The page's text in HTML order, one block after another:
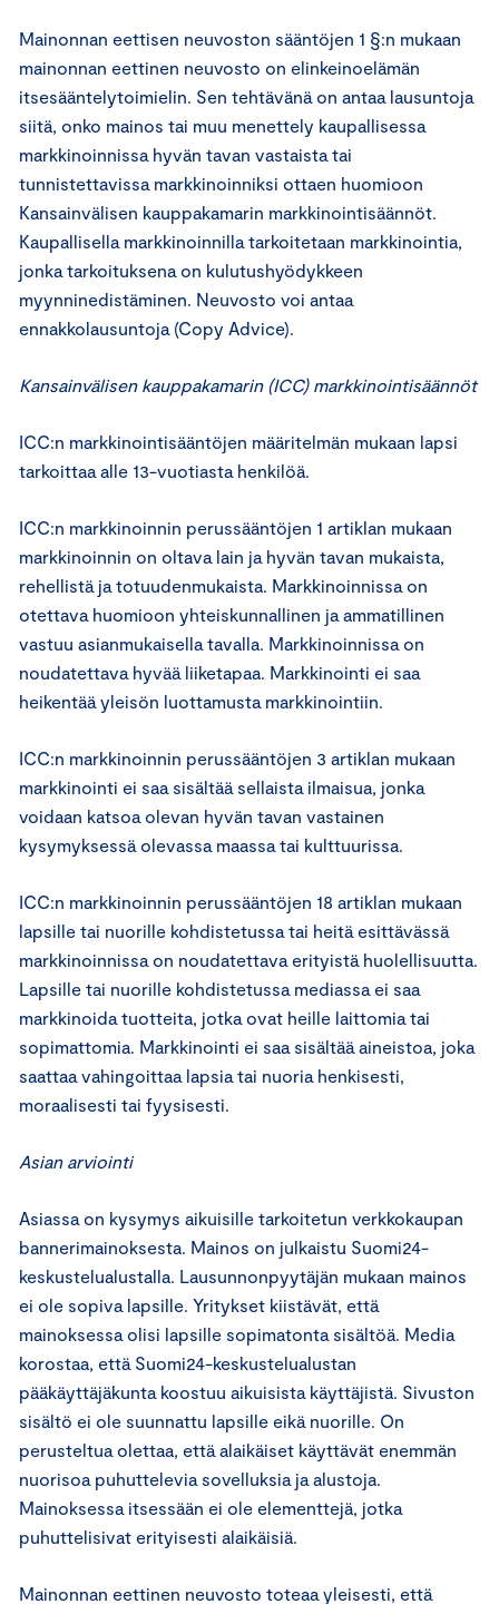
Mainonnan eettisen neuvoston sääntöjen 1 §:n mukaan
mainonnan eettinen neuvosto on elinkeinoelämän
itsesääntelytoimielin. Sen tehtävänä on antaa lausuntoja
siitä, onko mainos tai muu menettely kaupallisessa
markkinoinnissa hyvän tavan vastaista tai
tunnistettavissa markkinoinniksi ottaen huomioon
Kansainvälisen kauppakamarin markkinointisäännöt.
Kaupallisella markkinoinnilla tarkoitetaan markkinointia,
jonka tarkoituksena on kulutushyödykkeen
myynninedistäminen. Neuvosto voi antaa
ennakkolausuntoja (Copy Advice).
Kansainvälisen kauppakamarin (ICC) markkinointisäännöt
ICC:n markkinointisääntöjen määritelmän mukaan lapsi
tarkoittaa alle 13-vuotiasta henkilöä.
ICC:n markkinoinnin perussääntöjen 1 artiklan mukaan
markkinoinnin on oltava lain ja hyvän tavan mukaista,
rehellistä ja totuudenmukaista. Markkinoinnissa on
otettava huomioon yhteiskunnallinen ja ammatillinen
vastuu asianmukaisella tavalla. Markkinoinnissa on
noudatettava hyvää liiketapaa. Markkinointi ei saa
heikentää yleisön luottamusta markkinointiin.
ICC:n markkinoinnin perussääntöjen 3 artiklan mukaan
markkinointi ei saa sisältää sellaista ilmaisua, jonka
voidaan katsoa olevan hyvän tavan vastainen
kysymyksessä olevassa maassa tai kulttuurissa.
ICC:n markkinoinnin perussääntöjen 18 artiklan mukaan
lapsille tai nuorille kohdistetussa tai heitä esittävässä
markkinoinnissa on noudatettava erityistä huolellisuutta.
Lapsille tai nuorille kohdistetussa mediassa ei saa
markkinoida tuotteita, jotka ovat heille laittomia tai
sopimattomia. Markkinointi ei saa sisältää aineistoa, joka
saattaa vahingoittaa lapsia tai nuoria henkisesti,
moraalisesti tai fyysisesti.
Asian arviointi
Asiassa on kysymys aikuisille tarkoitetun verkkokaupan
bannerimainoksesta. Mainos on julkaistu Suomi24-
keskustelualustalla. Lausunnonpyytäjän mukaan mainos
ei ole sopiva lapsille. Yritykset kiistävät, että
mainoksessa olisi lapsille sopimatonta sisältöä. Media
korostaa, että Suomi24-keskustelualustan
pääkäyttäjäkunta koostuu aikuisista käyttäjistä. Sivuston
sisältö ei ole suunnattu lapsille eikä nuorille. On
perusteltua olettaa, että alaikäiset käyttävät enemmän
nuorisoa puhuttelevia sovelluksia ja alustoja.
Mainoksessa itsessään ei ole elementtejä, jotka
puhuttelisivat erityisesti alaikäisiä.
Mainonnan eettinen neuvosto toteaa yleisesti, että